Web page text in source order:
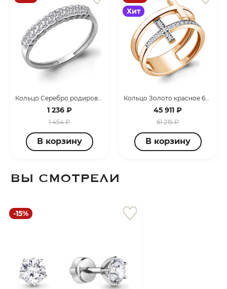
Кольцо Серебро родированное 600722А.5
1 236 ₽
1 454 ₽
В корзину
Хит
Кольцо Золото красное 68735А.1
45 911 ₽
61 215 ₽
В корзину
ВЫ СМОТРЕЛИ
-15%